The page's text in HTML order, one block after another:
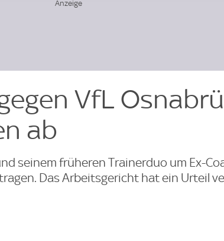
VfL
ab
seinem früheren Trainerduo um Ex-
Das Arbeitsgericht hat ein Urteil